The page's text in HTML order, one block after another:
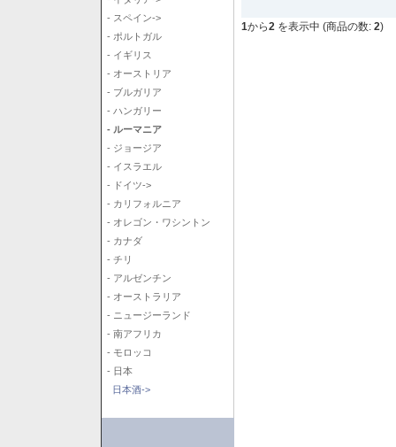
- スペイン->
- ポルトガル
- イギリス
- オーストリア
- ブルガリア
- ハンガリー
- ルーマニア
- ジョージア
- イスラエル
- ドイツ->
- カリフォルニア
- オレゴン・ワシントン
- カナダ
- チリ
- アルゼンチン
- オーストラリア
- ニュージーランド
- 南アフリカ
- モロッコ
- 日本
日本酒->
1から2 を表示中 (商品の数: 2)